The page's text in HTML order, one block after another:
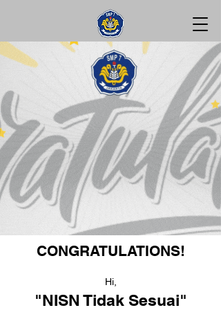
CONGRATULATIONS!
Hi,
"NISN Tidak Sesuai"